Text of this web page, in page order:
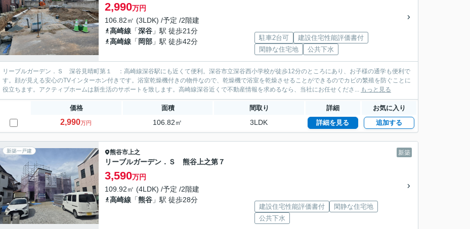
2,990万円
106.82㎡ (3LDK) /予定 /2階建
高崎線 「深谷 」駅 徒歩21分
高崎線 「 岡部 」駅 徒歩42分 駐車2台可
建設住宅性能評価書付
閑静な住宅地
公共下水
リーブルガーデン．Ｓ 深谷見晴町第１ ：高崎線深谷駅にも近くて便利。深谷市立深谷西小学校が徒歩12分のところにあり、お子様の通学も便利で
す。顔が見える安心のTVインターホン付きです。浴室乾燥機付きの物件なので、乾燥機で浴室を乾燥させることができるのでカビの繁殖を防ぐことに
役立ちます。アクティブホームは新生活のサポートを致します。高崎線深谷近くで不動産情報を求めるなら、当社にお任せくださ... もっと見る
価格 面積 間取り 詳細 お気に入り
2,990万円 106.82㎡ 3LDK 詳細を見る 追加する
新築一戸建 新築
熊谷市上之
リーブルガーデン．Ｓ 熊谷上之第７
3,590万円
109.92㎡ (4LDK) /予定 /2階建
高崎線 「熊谷 」駅 徒歩28分
建設住宅性能評価書付
閑静な住宅地
公共下水